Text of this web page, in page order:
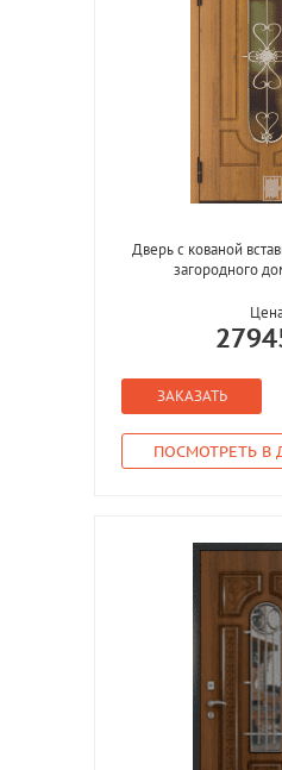
Дверь с кованой
загородного
ЗАКАЗАТЬ
ПОСМОТРЕТЬ В